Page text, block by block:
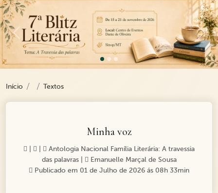
Previous
Início Textos
Minha voz
Antologia Nacional Família Literária: A travessia
das palavras|
Emanuelle Marçal de Sousa
Publicado em 01 de Julho de 2026 ás 08h 33min